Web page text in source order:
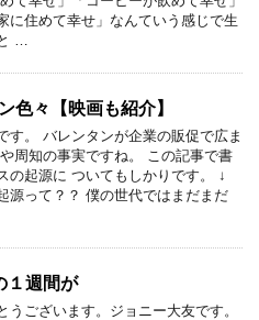
に住めて幸せ」なんていう感じで生
…
色々【映画も紹介】
す。 バレンタンが企業の販促で広ま
周知の事実ですね。 この記事で書
の起源に ついてもしかりです。 ↓
源って？？ 僕の世代ではまだまだ
１週間が
うございます。ジョニー大友です。